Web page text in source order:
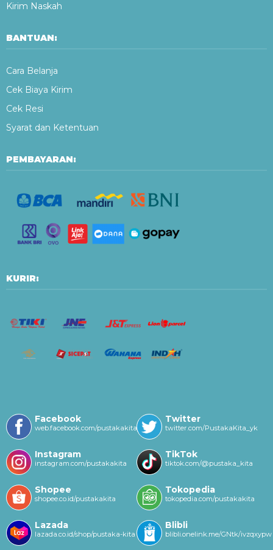
Kirim Naskah
BANTUAN:
Cara Belanja
Cek Biaya Kirim
Cek Resi
Syarat dan Ketentuan
PEMBAYARAN:
KURIR:
Facebook
web.facebook.com/pustakakitayk/
Twitter
twitter.com/PustakaKita_yk
Instagram
instagram.com/pustakakita
TikTok
tiktok.com/@pustaka_kita
Shopee
shopee.co.id/pustakakita
Tokopedia
tokopedia.com/pustakakita
Lazada
lazada.co.id/shop/pustaka-kita
Blibli
blibli.onelink.me/GNtk/ivzqxypw